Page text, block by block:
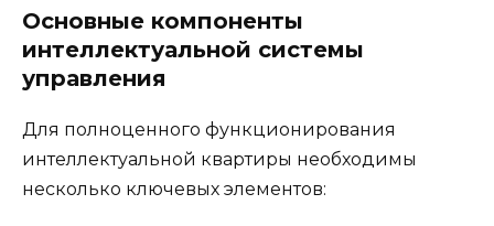
Основные компоненты
интеллектуальной системы
управления
Для полноценного функционирования
интеллектуальной квартиры необходимы
несколько ключевых элементов: